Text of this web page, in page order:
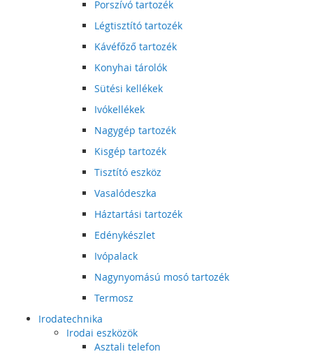
Porszívó tartozék
Légtisztító tartozék
Kávéfőző tartozék
Konyhai tárolók
Sütési kellékek
Ivókellékek
Nagygép tartozék
Kisgép tartozék
Tisztító eszköz
Vasalódeszka
Háztartási tartozék
Edénykészlet
Ivópalack
Nagynyomású mosó tartozék
Termosz
Irodatechnika
Irodai eszközök
Asztali telefon